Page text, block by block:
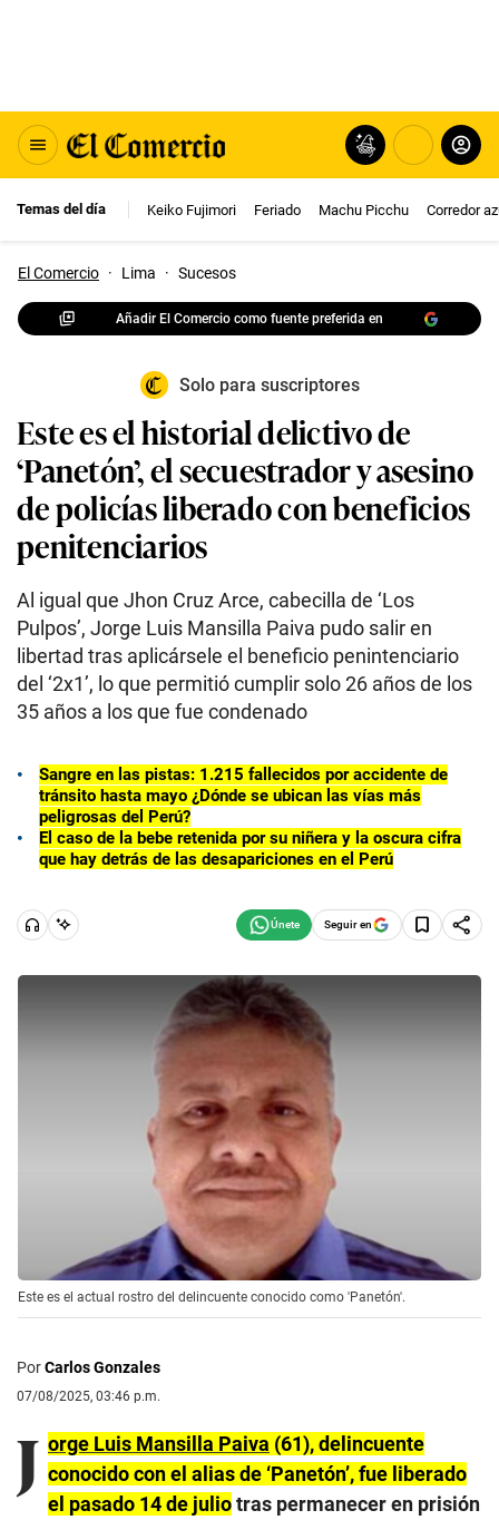
Temas del día Keiko Fujimori Feriado Machu Picchu Corredor
El Comercio · Lima · Sucesos
Añadir El Comercio como fuente preferida en
Solo para suscriptores
Este es el historial delictivo de
‘Panetón’, el secuestrador y asesino
de policías liberado con beneficios
penitenciarios
Al igual que Jhon Cruz Arce, cabecilla de ‘Los
Pulpos’, Jorge Luis Mansilla Paiva pudo salir en
libertad tras aplicársele el beneficio penintenciario
del ‘2x1’, lo que permitió cumplir solo 26 años de los
35 años a los que fue condenado
Sangre en las pistas: 1.215 fallecidos por accidente de
tránsito hasta mayo ¿Dónde se ubican las vías más
peligrosas del Perú?
El caso de la bebe retenida por su niñera y la oscura cifra
que hay detrás de las desapariciones en el Perú
Seguir en
Este es el actual rostro del delincuente conocido como 'Panetón'.
PorCarlos Gonzales
07/08/2025, 03:46 p.m.
J orge Luis Mansilla Paiva (61), delincuente
conocido con el alias de ‘Panetón’, fue liberado
el pasado 14 de juliotras permanecer en prisión